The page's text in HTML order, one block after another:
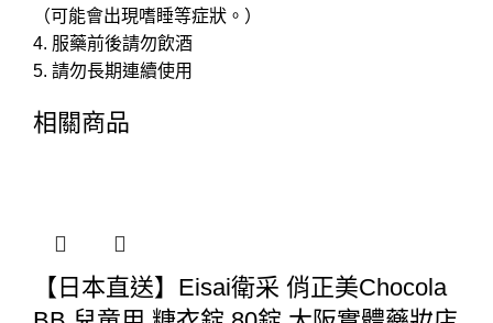
（可能會出現嗜睡等症狀。）
4. 服藥前後請勿飲酒
5. 請勿長期連續使用
相關商品
【日本直送】Eisai衛采 俏正美Chocola